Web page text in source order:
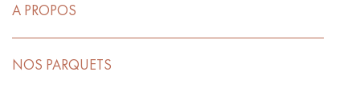
A PROPOS
NOS PARQUETS